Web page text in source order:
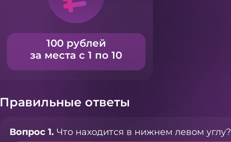
100 рублей
за места с 1 по 10
Правильные ответы
Вопрос 1. Что находится в нижнем левом углу?